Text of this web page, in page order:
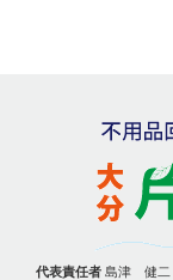
代表責任者 島津 健二